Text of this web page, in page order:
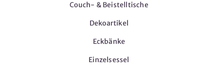
Couch- & Beistelltische
Dekoartikel
Eckbänke
Einzelsessel